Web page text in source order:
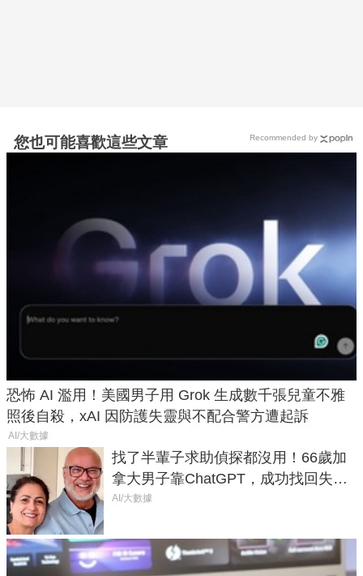
您也可能喜歡這些文章
恐怖 AI 濫用！美國男子用 Grok 生成數千張兒童不雅
照後自殺，xAI 因防護失靈與不配合警方遭起訴
AI/大數據
找了半輩子求助偵探都沒用！66歲加
拿大男子靠ChatGPT，成功找回失散
50年家人
AI/大數據
Recommended by